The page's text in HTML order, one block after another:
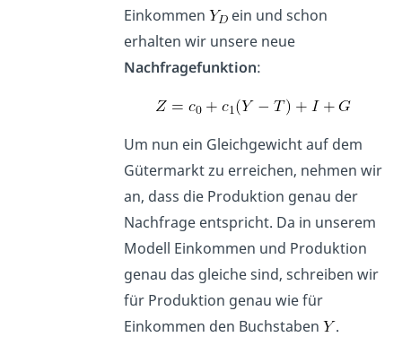
Einkommen
ein und schon
erhalten wir unsere neue
Nachfragefunktion:
Um nun ein Gleichgewicht auf dem
Gütermarkt zu erreichen, nehmen wir
an, dass die Produktion genau der
Nachfrage entspricht. Da in unserem
Modell Einkommen und Produktion
genau das gleiche sind, schreiben wir
für Produktion genau wie für
Einkommen den Buchstaben
.